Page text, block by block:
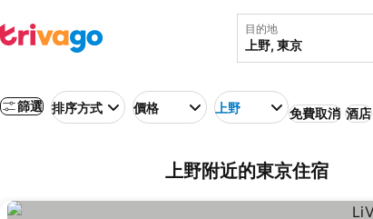
目的地
篩選 排序方式 價格 上野 免費取消 酒店
上野附近的東京住宿